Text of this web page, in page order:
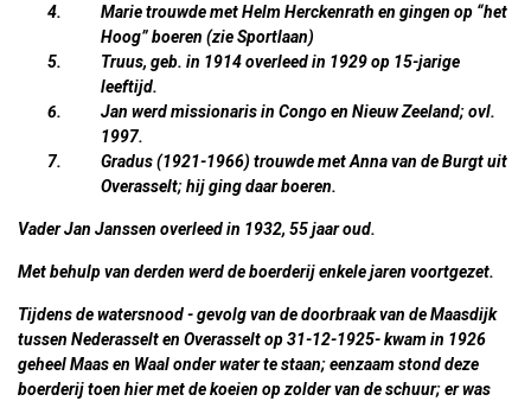
Marie trouwde met Helm Herckenrath en gingen op “het
Hoog” boeren (zie Sportlaan)
Truus, geb. in 1914 overleed in 1929 op 15-jarige
leeftijd.
Jan werd missionaris in Congo en Nieuw Zeeland; ovl.
1997.
Gradus (1921-1966) trouwde met Anna van de Burgt uit
Overasselt; hij ging daar boeren.
Vader Jan Janssen overleed in 1932, 55 jaar oud.
Met behulp van derden werd de boerderij enkele jaren voortgezet.
Tijdens de watersnood - gevolg van de doorbraak van de Maasdijk
tussen Nederasselt en Overasselt op 31-12-1925- kwam in 1926
geheel Maas en Waal onder water te staan; eenzaam stond deze
boerderij toen hier met de koeien op zolder van de schuur; er was